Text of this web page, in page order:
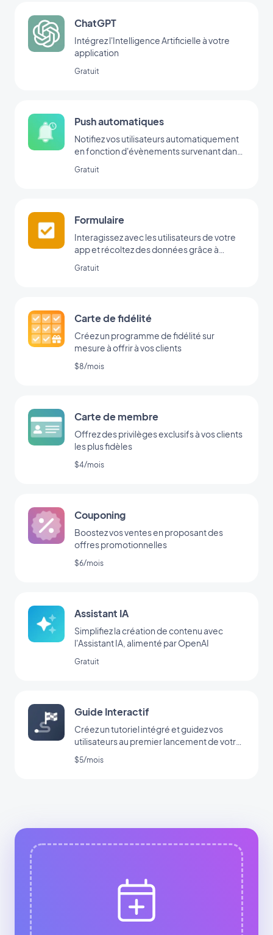
ChatGPT
Intégrez l'Intelligence Artificielle à votre
application
Gratuit
Push automatiques
Notifiez vos utilisateurs automatiquement
en fonction d'évènements survenant dans
Gratuit
Formulaire
Interagissez avec les utilisateurs de votre
app et récoltez des données grâce à
Gratuit
Carte de fidélité
Créez un programme de fidélité sur
mesure à offrir à vos clients
$8/mois
Carte de membre
Offrez des privilèges exclusifs à vos clients
les plus fidèles
$4/mois
Couponing
Boostez vos ventes en proposant des
offres promotionnelles
$6/mois
Assistant IA
Simplifiez la création de contenu avec
l'Assistant IA, alimenté par OpenAI
Gratuit
Guide Interactif
Créez un tutoriel intégré et guidez vos
utilisateurs au premier lancement de votre
app
$5/mois